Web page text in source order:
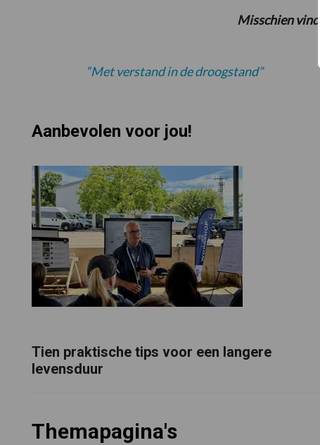
Misschien
“Met verstand in de droogstand”
Aanbevolen voor jou!
Tien praktische tips voor een langere
levensduur
Themapagina's